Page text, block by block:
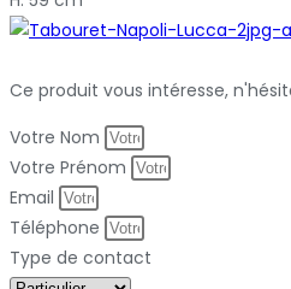
Ce produit vous intéresse,
Votre Nom
Votre Prénom
Email
Téléphone
Type de contact